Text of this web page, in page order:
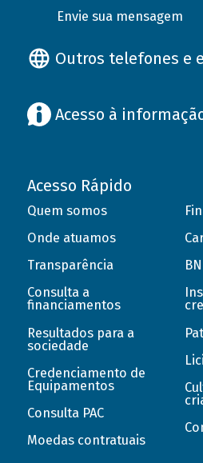
Envie sua mensagem
Outros telefones e
Acesso à
Acesso Rápido
Quem somos
Onde atuamos
Transparência
Consulta a
financiamentos
Resultados para a
sociedade
Credenciamento de
Equipamentos
Consulta PAC
Moedas contratuais